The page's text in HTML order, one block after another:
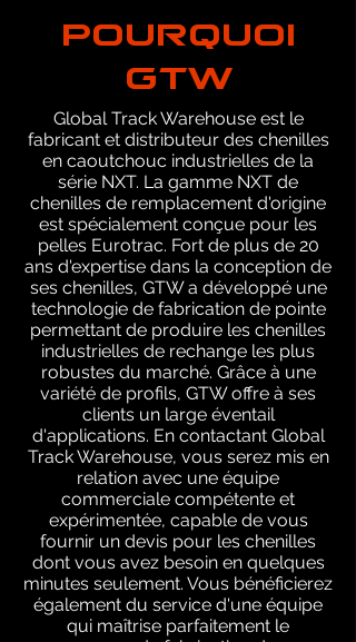
POURQUOI
GTW
Global Track Warehouse est le
fabricant et distributeur des chenilles
en caoutchouc industrielles de la
série NXT. La gamme NXT de
chenilles de remplacement d'origine
est spécialement conçue pour les
pelles Eurotrac. Fort de plus de 20
ans d'expertise dans la conception de
ses chenilles, GTW a développé une
technologie de fabrication de pointe
permettant de produire les chenilles
industrielles de rechange les plus
robustes du marché. Grâce à une
variété de profils, GTW offre à ses
clients un large éventail
d'applications. En contactant Global
Track Warehouse, vous serez mis en
relation avec une équipe
commerciale compétente et
expérimentée, capable de vous
fournir un devis pour les chenilles
dont vous avez besoin en quelques
minutes seulement. Vous bénéficierez
également du service d'une équipe
qui maîtrise parfaitement le